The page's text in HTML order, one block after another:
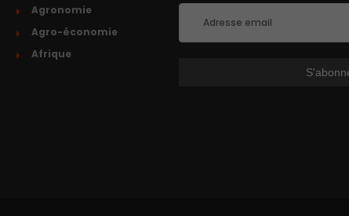
Agronomie
Agro-économie
Afrique